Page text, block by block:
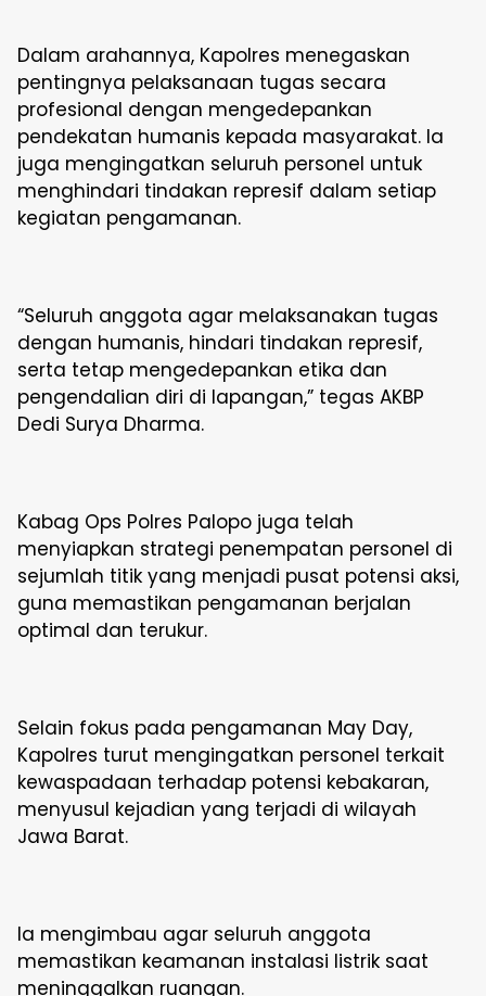
Dalam arahannya, Kapolres menegaskan
pentingnya pelaksanaan tugas secara
profesional dengan mengedepankan
pendekatan humanis kepada masyarakat. Ia
juga mengingatkan seluruh personel untuk
menghindari tindakan represif dalam setiap
kegiatan pengamanan.
“Seluruh anggota agar melaksanakan tugas
dengan humanis, hindari tindakan represif,
serta tetap mengedepankan etika dan
pengendalian diri di lapangan,” tegas AKBP
Dedi Surya Dharma.
Kabag Ops Polres Palopo juga telah
menyiapkan strategi penempatan personel di
sejumlah titik yang menjadi pusat potensi aksi,
guna memastikan pengamanan berjalan
optimal dan terukur.
Selain fokus pada pengamanan May Day,
Kapolres turut mengingatkan personel terkait
kewaspadaan terhadap potensi kebakaran,
menyusul kejadian yang terjadi di wilayah
Jawa Barat.
Ia mengimbau agar seluruh anggota
memastikan keamanan instalasi listrik saat
meninggalkan ruangan.